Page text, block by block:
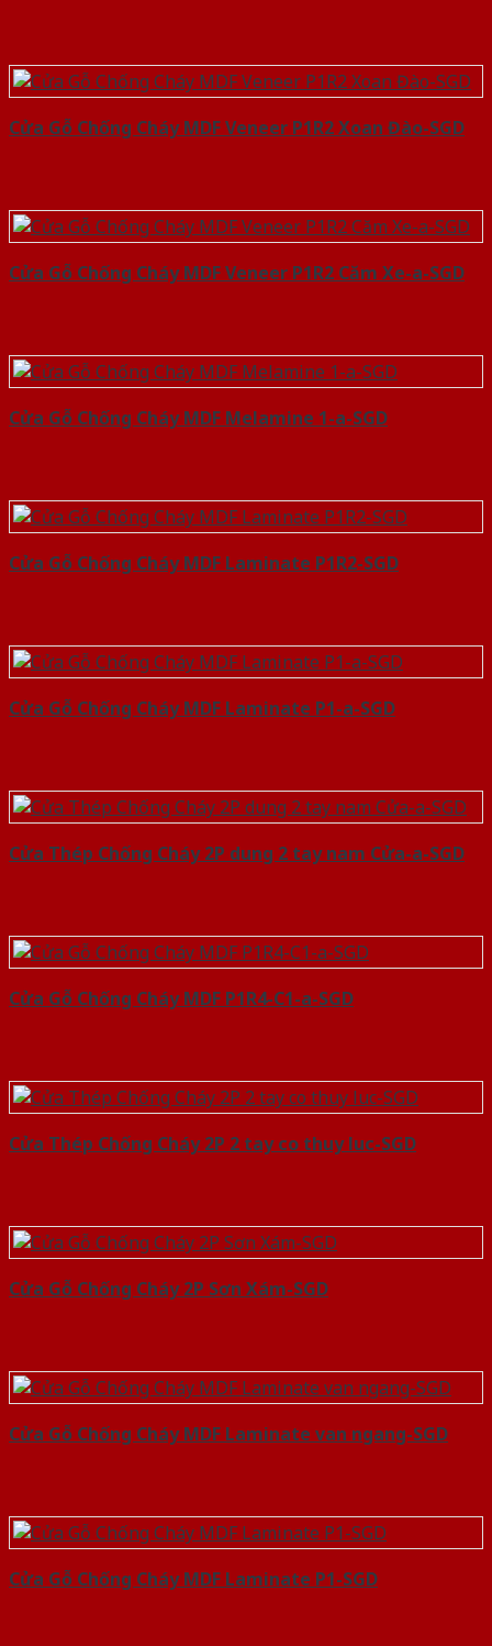
Cửa Gỗ Chống Cháy MDF Veneer P1R2 Xoan Đào-SGD
Cửa Gỗ Chống Cháy MDF Veneer P1R2 Căm Xe-a-SGD
Cửa Gỗ Chống Cháy MDF Melamine 1-a-SGD
Cửa Gỗ Chống Cháy MDF Laminate P1R2-SGD
Cửa Gỗ Chống Cháy MDF Laminate P1-a-SGD
Cửa Thép Chống Cháy 2P dung 2 tay nam Cửa-a-SGD
Cửa Gỗ Chống Cháy MDF P1R4-C1-a-SGD
Cửa Thép Chống Cháy 2P 2 tay co thuy luc-SGD
Cửa Gỗ Chống Cháy 2P Sơn Xám-SGD
Cửa Gỗ Chống Cháy MDF Laminate van ngang-SGD
Cửa Gỗ Chống Cháy MDF Laminate P1-SGD